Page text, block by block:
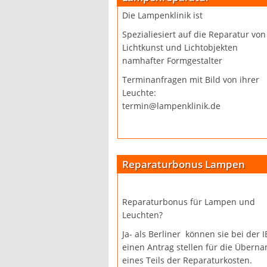
Die Lampenklinik ist
Spezialiesiert auf die Reparatur von
Lichtkunst und Lichtobjekten
namhafter Formgestalter
Terminanfragen mit Bild von ihrer
Leuchte:
termin@lampenklinik.de
Reparaturbonus Lampen
Reparaturbonus für Lampen und
Leuchten?
Ja- als Berliner können sie bei der
einen Antrag stellen für die
eines Teils der Reparaturkosten.